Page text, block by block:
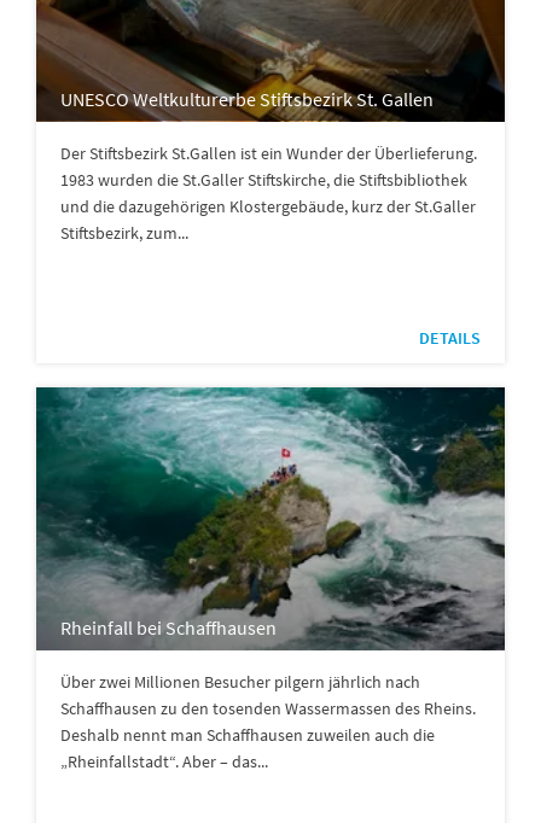
UNESCO Weltkulturerbe Stiftsbezirk St. Gallen
Der Stiftsbezirk St.Gallen ist ein Wunder der Überlieferung.
1983 wurden die St.Galler Stiftskirche, die Stiftsbibliothek
und die dazugehörigen Klostergebäude, kurz der St.Galler
Stiftsbezirk, zum...
DETAILS
Rheinfall bei Schaffhausen
Über zwei Millionen Besucher pilgern jährlich nach
Schaffhausen zu den tosenden Wassermassen des Rheins.
Deshalb nennt man Schaffhausen zuweilen auch die
„Rheinfallstadt“. Aber – das...